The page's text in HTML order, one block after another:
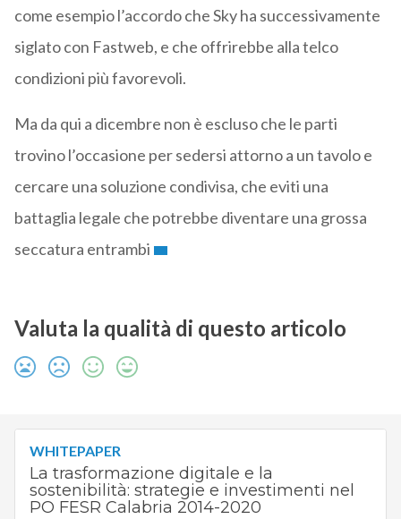
come esempio l’accordo che Sky ha successivamente
siglato con Fastweb, e che offrirebbe alla telco
condizioni più favorevoli.
Ma da qui a dicembre non è escluso che le parti
trovino l’occasione per sedersi attorno a un tavolo e
cercare una soluzione condivisa, che eviti una
battaglia legale che potrebbe diventare una grossa
seccatura entrambi
Valuta la qualità di questo articolo
WHITEPAPER
La trasformazione digitale e la
sostenibilità: strategie e investimenti nel
PO FESR Calabria 2014-2020